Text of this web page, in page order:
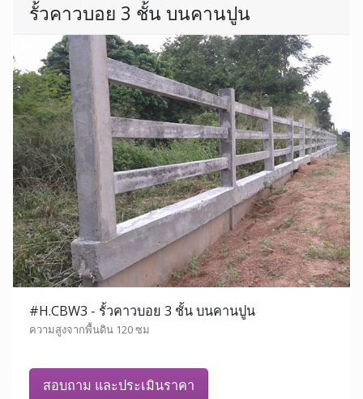
รั้วคาวบอย 3 ชั้น บนคานปูน
#H.CBW3 - รั้วคาวบอย 3 ชั้น บนคานปูน
ความสูงจากพื้นดิน 120 ซม
สอบถาม และประเมินราคา